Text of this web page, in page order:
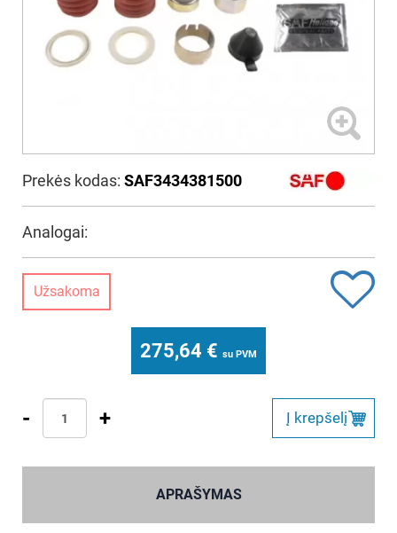
Prekės kodas: SAF3434381500
Analogai:
Užsakoma
275,64 € su PVM
- + Į krepšelį
APRAŠYMAS